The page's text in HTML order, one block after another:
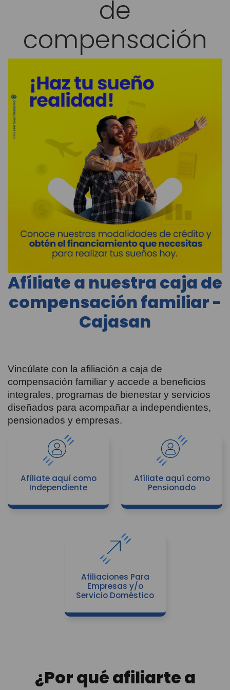
de
compensación
Afíliate a nuestra caja de
compensación familiar -
Cajasan
Vincúlate con la afiliación a caja de
compensación familiar y accede a beneficios
integrales, programas de bienestar y servicios
diseñados para acompañar a independientes,
pensionados y empresas.
Afíliate aquí como
Independiente
Afíliate aquí como
Pensionado
Afiliaciones Para
Empresas y/o
Servicio Doméstico
¿Por qué afiliarte a